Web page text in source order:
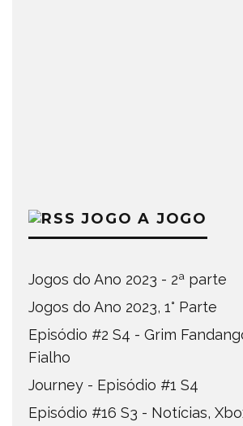
JOGO A JOGO
Jogos do Ano 2023 - 2ª parte
Jogos do Ano 2023, 1° Parte
Episódio #2 S4 - Grim
Fialho
Journey - Episódio #1 S4
Episódio #16 S3 - Notícias,